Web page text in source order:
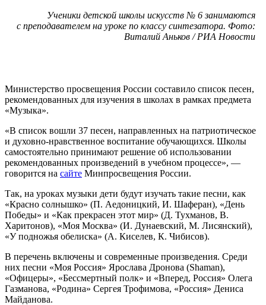
Ученики детской школы искусств № 6 занимаются
с преподавателем на уроке по классу синтезатора. Фото:
Виталий Аньков / РИА Новости
Министерство просвещения России составило список песен,
рекомендованных для изучения в школах в рамках предмета
«Музыка».
«В список вошли 37 песен, направленных на патриотическое
и духовно-нравственное воспитание обучающихся. Школы
самостоятельно принимают решение об использовании
рекомендованных произведений в учебном процессе», —
говорится на сайте Минпросвещения России.
Так, на уроках музыки дети будут изучать такие песни, как
«Красно солнышко» (П. Аедоницкий, И. Шаферан), «День
Победы» и «Как прекрасен этот мир» (Д. Тухманов, В.
Харитонов), «Моя Москва» (И. Дунаевский, М. Лисянский),
«У подножья обелиска» (А. Киселев, К. Чибисов).
В перечень включены и современные произведения. Среди
них песни «Моя Россия» Ярослава Дронова (Shaman),
«Офицеры», «Бессмертный полк» и «Вперед, Россия» Олега
Газманова, «Родина» Сергея Трофимова, «Россия» Дениса
Майданова.